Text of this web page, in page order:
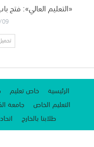
«التعليم العالي»: فتح
الرئيسية خاص تعليم
التعليم الخاص
جامعة
طلابنا بالخارج